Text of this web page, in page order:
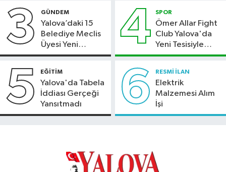
3 GÜNDEM
Yalova’daki 15
Belediye Meclis
Üyesi Yeni
Parti’ye Geçiyor
4 SPOR
Ömer Allar Fight
Club Yalova'da
Yeni Tesisiyle
Hizmete Başladı
5 EĞİTİM
Yalova'da Tabela
İddiası Gerçeği
Yansıtmadı
6 RESMİ İLAN
Elektrik
Malzemesi Alım
İşi